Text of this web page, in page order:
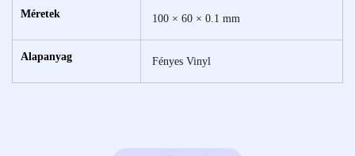
Méretek 100 × 60 × 0.1 mm
Alapanyag Fényes Vinyl